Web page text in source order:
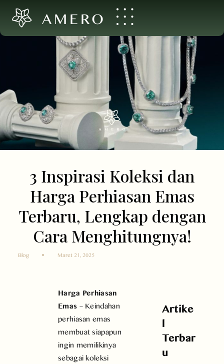
AMERO
3 Inspirasi Koleksi dan
Harga Perhiasan Emas
Terbaru, Lengkap dengan
Cara Menghitungnya!
Blog Maret 21, 2025
Harga Perhiasan
Emas – Keindahan
perhiasan emas
membuat siapapun
ingin memilikinya
sebagai koleksi
Artike
l
Terbar
u